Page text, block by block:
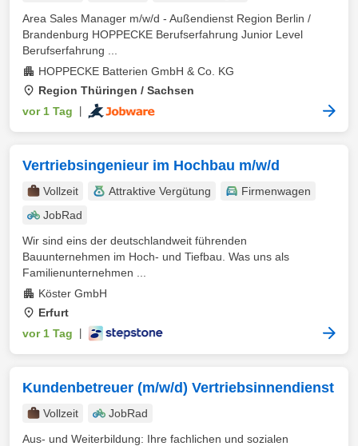
Area Sales Manager m/w/d - Außendienst Region Berlin /
Brandenburg HOPPECKE Berufserfahrung Junior Level
Berufserfahrung ...
HOPPECKE Batterien GmbH & Co. KG
Region Thüringen / Sachsen
vor 1 Tag
Vertriebsingenieur im Hochbau m/w/d
Vollzeit Attraktive Vergütung
Firmenwagen
JobRad
Wir sind eins der deutschlandweit führenden
Bauunternehmen im Hoch- und Tiefbau. Was uns als
Familienunternehmen ...
Köster GmbH
Erfurt
vor 1 Tag
Kundenbetreuer (m/w/d) Vertriebsinnendienst
Vollzeit
JobRad
Aus- und Weiterbildung: Ihre fachlichen und sozialen